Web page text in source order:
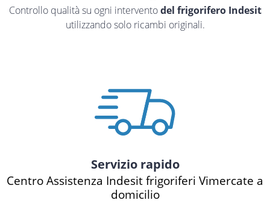
Controllo qualità su ogni interventodel frigorifero Indesit
utilizzando solo ricambi originali.
Servizio rapido
Centro Assistenza Indesit frigoriferi Vimercate a
domicilio